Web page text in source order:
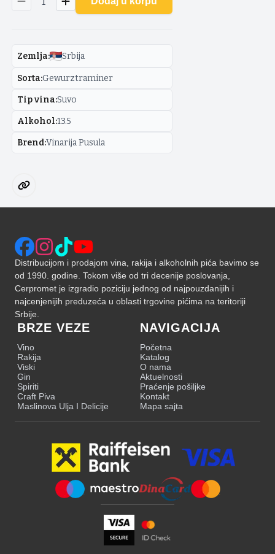
Zemlja: Srbija
Sorta:Gewurztraminer
Tip vina:Suvo
Alkohol:13.5
Brend:Vinarija Pusula
Distribucijom i prodajom vina, rakija i alkoholnih pića bavimo se
od 1990. godine. Tokom više od tri decenije poslovanja,
Cerpromet je izgradio poziciju jednog od najpouzdanijih i
najcenjenijih preduzeća u oblasti trgovine pićima na teritoriji
Srbije.
BRZE VEZE
Vino
Rakija
Viski
Gin
Spiriti
Craft Piva
Maslinova Ulja I Delicije
NAVIGACIJA
Početna
Katalog
O nama
Aktuelnosti
Praćenje pošiljke
Kontakt
Mapa sajta